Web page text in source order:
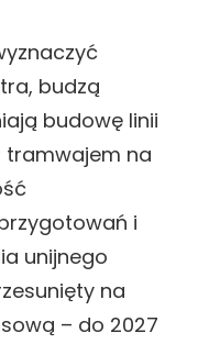
budzą
budowę linii
tramwajem na
i
unijnego
na
– do 2027